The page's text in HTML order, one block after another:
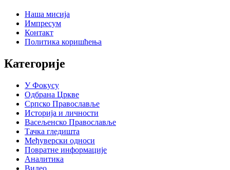
Наша мисија
Импресум
Контакт
Политика коришћења
Категорије
У Фокусу
Одбрана Цркве
Српско Православље
Историја и личности
Васељенско Православље
Тачка гледишта
Међуверски односи
Повратне информације
Аналитика
Видео